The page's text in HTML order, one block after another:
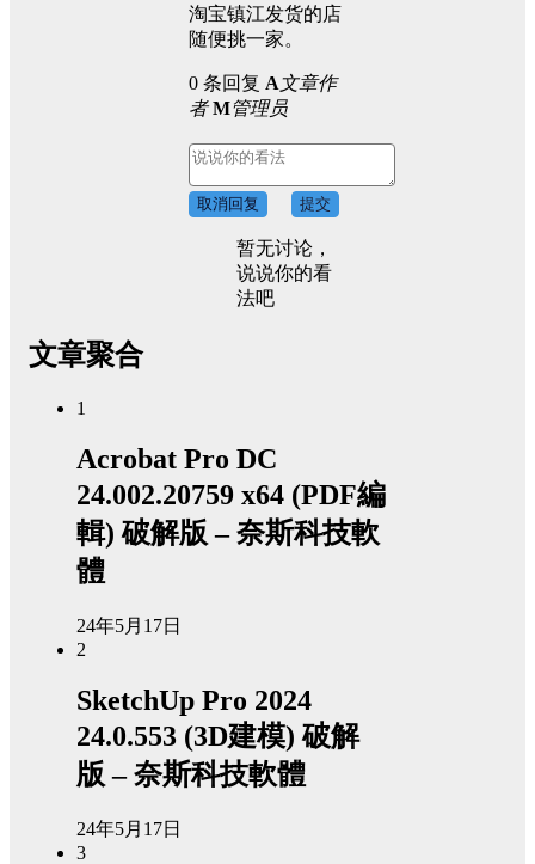
淘宝镇江发货的店
随便挑一家。
0 条回复 A文章作
者 M管理员
取消回复 提交
暂无讨论，
说说你的看
法吧
文章聚合
1
Acrobat Pro DC
24.002.20759 x64 (PDF編
輯) 破解版 – 奈斯科技軟
體
24年5月17日
2
SketchUp Pro 2024
24.0.553 (3D建模) 破解
版 – 奈斯科技軟體
24年5月17日
3